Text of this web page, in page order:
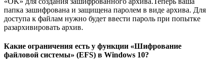
папка зашифрована и защищена паролем в виде архива. Для
доступа к файлам нужно будет ввести пароль при попытке
разархивировать архив.
Какие ограничения есть у функции «Шифрование
файловой системы» (EFS) в Windows 10?